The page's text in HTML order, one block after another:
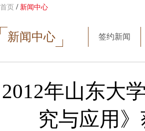
首页 / 新闻中心
新闻中心 签约新闻
2012年山东大
究与应用